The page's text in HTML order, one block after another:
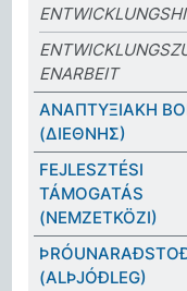
ENARBEIT
ΑΝΑΠΤΥΞΙΑΚΗ
(ΔΙΕΘΝΗΣ)
FEJLESZTÉSI
TÁMOGATÁS
(NEMZETKÖZI)
(ALÞJÓÐLEG)